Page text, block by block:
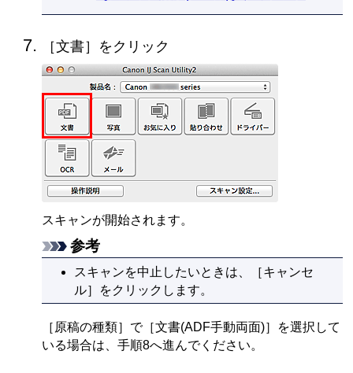
［文書］をクリック
スキャンが開始されます。
参考
スキャンを中止したいときは、［キャンセ
ル］をクリックします。
［ 原稿の種類］で［文書(ADF手動両面)］を選択して
いる場合は、手順8へ進んでください。